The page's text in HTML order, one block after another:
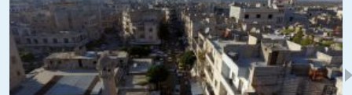
Voilà, vous pouvez désormais espérer un 20/20 à votre test
d’histoire contemporaine…
+77 ALERTER